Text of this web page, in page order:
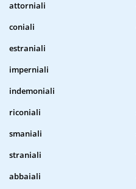
attorniali
coniali
estraniali
imperniali
indemoniali
riconiali
smaniali
straniali
abbaiali